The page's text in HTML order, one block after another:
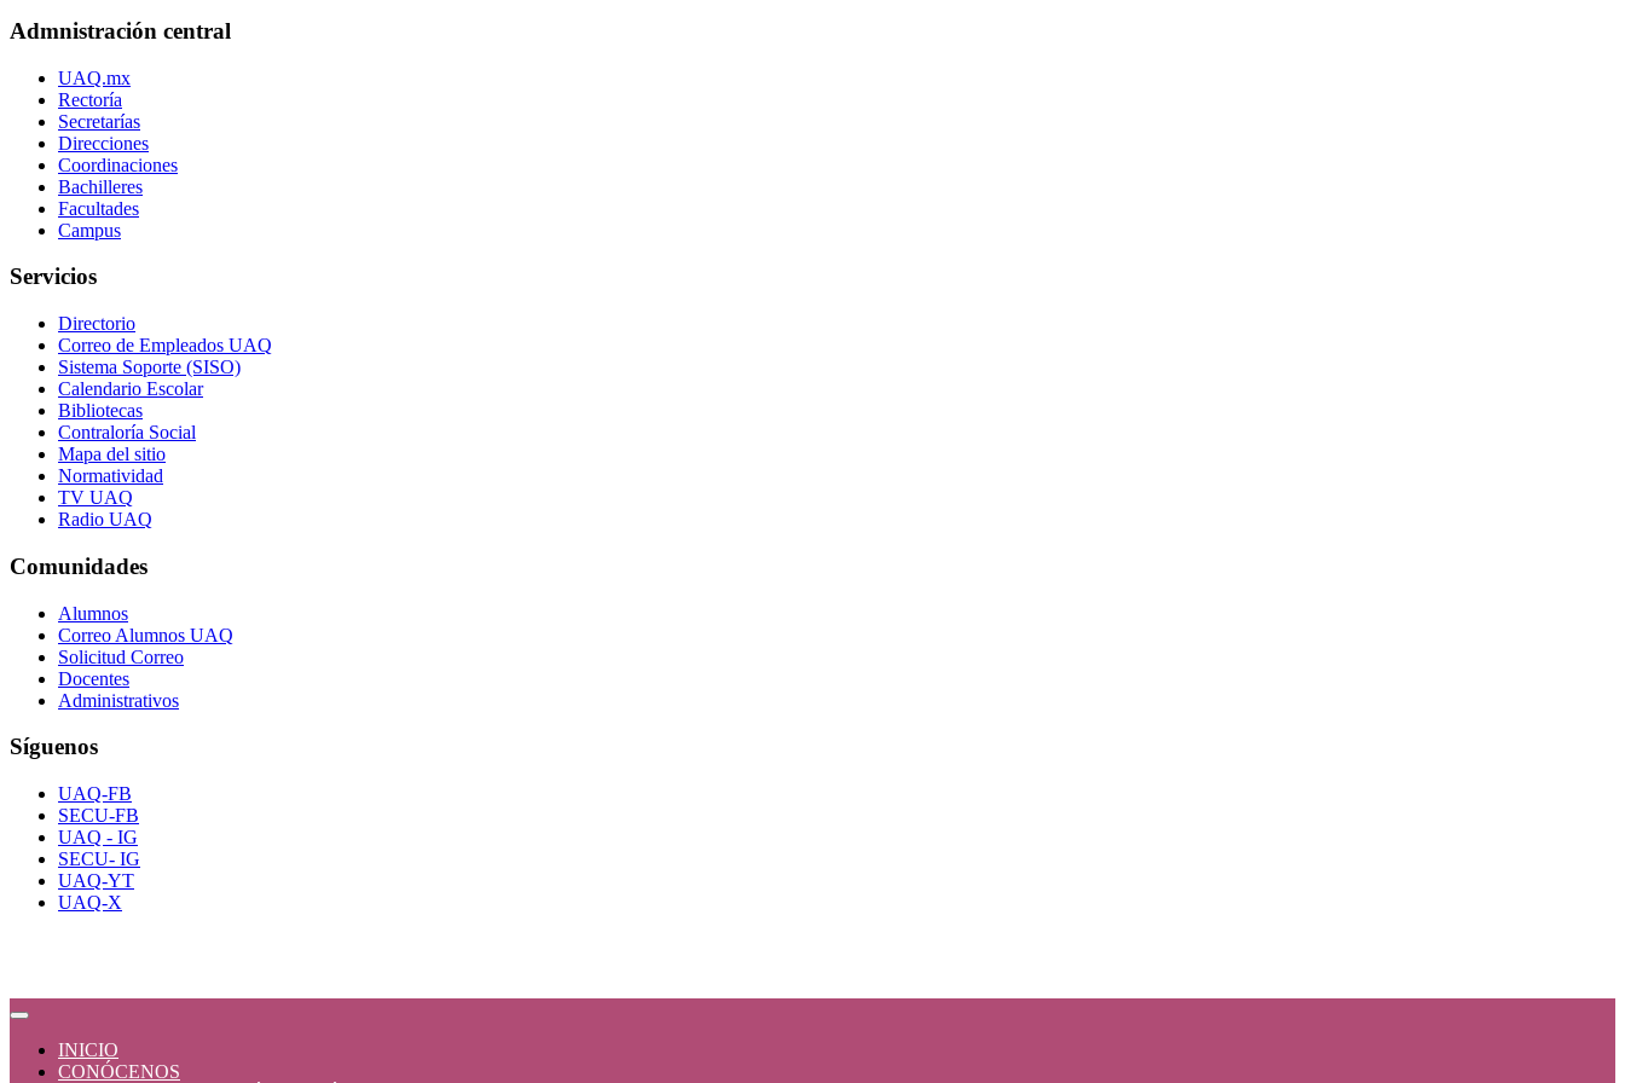
Admnistración central
UAQ.mx
Rectoría
Secretarías
Direcciones
Coordinaciones
Bachilleres
Facultades
Campus
Servicios
Directorio
Correo de Empleados UAQ
Sistema Soporte (SISO)
Calendario Escolar
Bibliotecas
Contraloría Social
Mapa del sitio
Normatividad
TV UAQ
Radio UAQ
Comunidades
Alumnos
Correo Alumnos UAQ
Solicitud Correo
Docentes
Administrativos
Síguenos
UAQ-FB
SECU-FB
UAQ - IG
SECU- IG
UAQ-YT
UAQ-X
INICIO
CONÓCENOS